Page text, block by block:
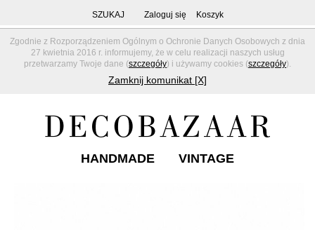
Zgodnie z Rozporządzeniem Ogólnym o Ochronie Danych Osobowych z dnia
27 kwietnia 2016 r. informujemy, że w celu realizacji naszych usług
przetwarzamy Twoje dane (szczegóły) i używamy cookies (szczegóły).
Zamknij komunikat [X]
SZUKAJ Zaloguj się Koszyk
HANDMADE VINTAGE